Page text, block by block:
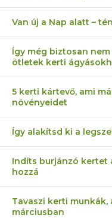
Van új a Nap alatt –
Így még biztosan
ötletek kerti
5 kerti kártevő, ami
növényeidet
Így alakítsd ki a
Indíts burjánzó kertet
hozzá
Tavaszi kerti
márciusban